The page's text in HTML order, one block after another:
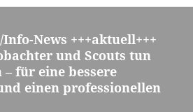
News +++aktuell+++
und Scouts tun
für eine bessere
einen professionellen